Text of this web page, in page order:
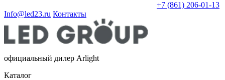
+7 (861) 206-01-13
Info@led23.ru Контакты
официальный дилер Arlight
Каталог